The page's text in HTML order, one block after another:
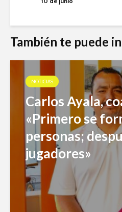
También te puede
NOTICIAS
Carlos Ayala,
«Primero se
personas;
jugadores»